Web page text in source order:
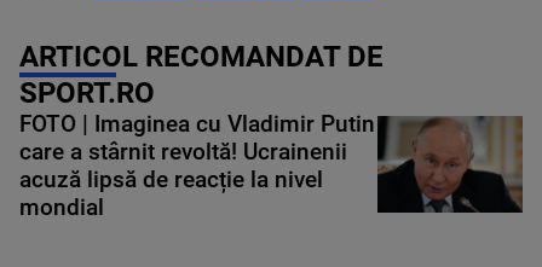
ARTICOL RECOMANDAT DE
SPORT.RO
FOTO | Imaginea cu Vladimir Putin
care a stârnit revoltă! Ucrainenii
acuză lipsă de reacție la nivel
mondial